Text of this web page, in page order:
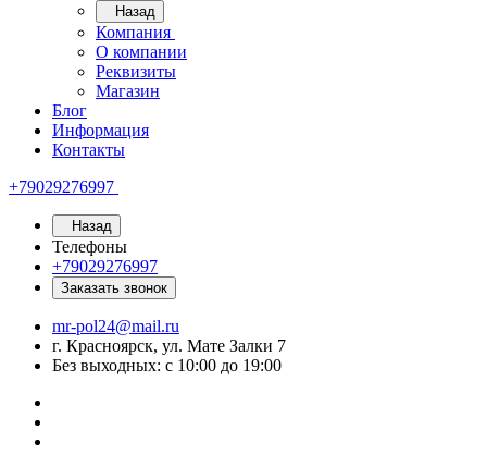
Назад
Компания
О компании
Реквизиты
Магазин
Блог
Информация
Контакты
+79029276997
Назад
Телефоны
+79029276997
Заказать звонок
mr-pol24@mail.ru
г. Красноярск, ул. Мате Залки 7
Без выходных: с 10:00 до 19:00